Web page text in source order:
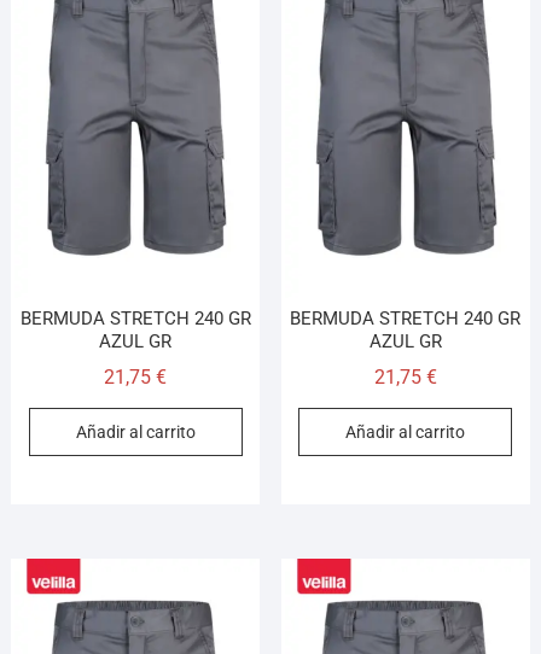
BERMUDA STRETCH 240 GR
AZUL GR
21,75€
Añadir al carrito
BERMUDA STRETCH 240 GR
AZUL GR
21,75 €
Añadir al carrito